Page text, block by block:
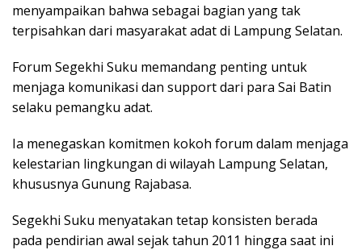
menyampaikan bahwa sebagai bagian yang tak
terpisahkan dari masyarakat adat di Lampung Selatan.
Forum Segekhi Suku memandang penting untuk
menjaga komunikasi dan support dari para Sai Batin
selaku pemangku adat.
Ia menegaskan komitmen kokoh forum dalam menjaga
kelestarian lingkungan di wilayah Lampung Selatan,
khususnya Gunung Rajabasa.
Segekhi Suku menyatakan tetap konsisten berada
pada pendirian awal sejak tahun 2011 hingga saat ini